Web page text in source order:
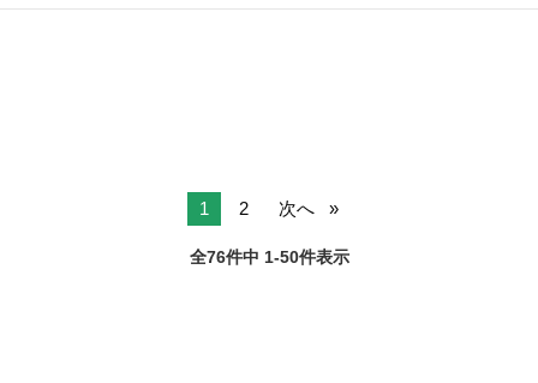
す。中学1・2年生を対象としたクラスのご紹介です。英語習得を総合
1 2 次へ
全76件中 1-50件表示